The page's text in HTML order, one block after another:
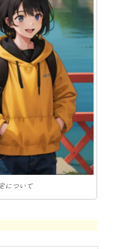
について